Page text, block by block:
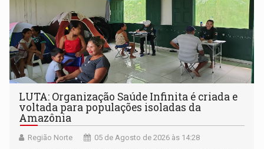
LUTA: Organização Saúde Infinita é criada e
voltada para populações isoladas da
Amazônia
Região Norte 05 de Agosto de 2026 às 14:28